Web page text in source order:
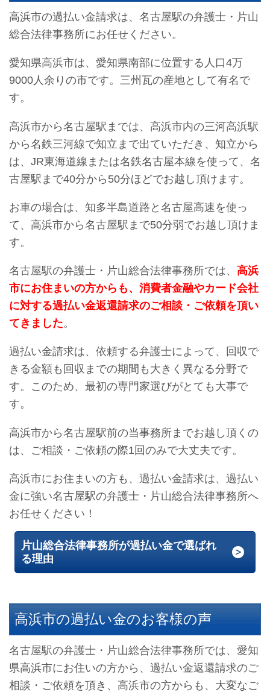
高浜市の過払い金請求は、名古屋駅の弁護士・片山
総合法律事務所にお任せください。
愛知県高浜市は、愛知県南部に位置する人口4万
9000人余りの市です。三州瓦の産地として有名で
す。
高浜市から名古屋駅までは、高浜市内の三河高浜駅
から名鉄三河線で知立まで出ていただき、知立から
は、JR東海道線または名鉄名古屋本線を使って、名
古屋駅まで40分から50分ほどでお越し頂けます。
お車の場合は、知多半島道路と名古屋高速を使っ
て、高浜市から名古屋駅まで50分弱でお越し頂けま
す。
名古屋駅の弁護士・片山総合法律事務所では、 高浜
市にお住まいの方からも、消費者金融やカード会社
に対する過払い金返還請求のご相談・ご依頼を頂い
てきました。
過払い金請求は、依頼する弁護士によって、回収で
きる金額も回収までの期間も大きく異なる分野で
す。このため、最初の専門家選びがとても大事で
す。
高浜市から名古屋駅前の当事務所までお越し頂くの
は、ご相談・ご依頼の際1回のみで大丈夫です。
高浜市にお住まいの方も、過払い金請求は、過払い
金に強い名古屋駅の弁護士・片山総合法律事務所へ
お任せください！
片山総合法律事務所が過払い金で選ばれ
る理由
高浜市の過払い金のお客様の声
名古屋駅の弁護士・片山総合法律事務所では、愛知
県高浜市にお住いの方から、過払い金返還請求のご
相談・ご依頼を頂き、高浜市の方からも、大変なご